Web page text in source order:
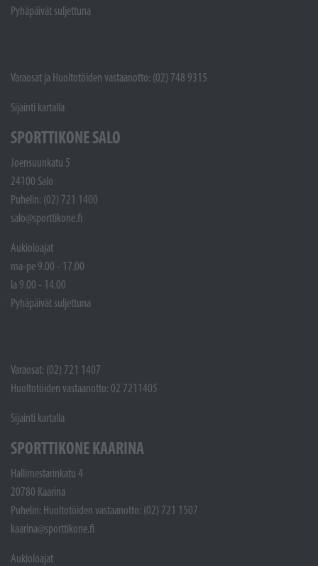
Pyhäpäivät suljettuna
Varaosat ja Huoltotöiden vastaanotto: (02) 748 9315
Sijainti kartalla
SPORTTIKONE SALO
Joensuunkatu 5
24100 Salo
Puhelin: (02) 721 1400
salo@sporttikone.fi
Aukioloajat
ma-pe 9.00 - 17.00
la 9.00 - 14.00
Pyhäpäivät suljettuna
Varaosat: (02) 721 1407
Huoltotöiden vastaanotto: 02 7211405
Sijainti kartalla
SPORTTIKONE KAARINA
Hallimestarinkatu 4
20780 Kaarina
Puhelin: Huoltotöiden vastaanotto: (02) 721 1507
kaarina@sporttikone.fi
Aukioloajat